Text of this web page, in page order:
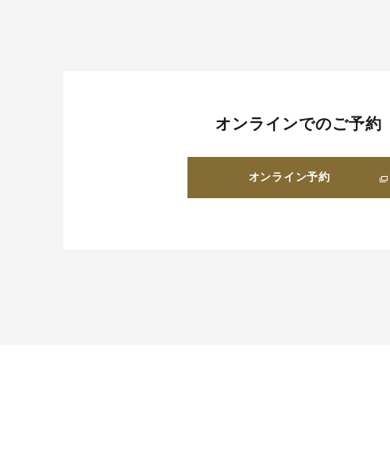
オンラインでのご予約
オンライン予約